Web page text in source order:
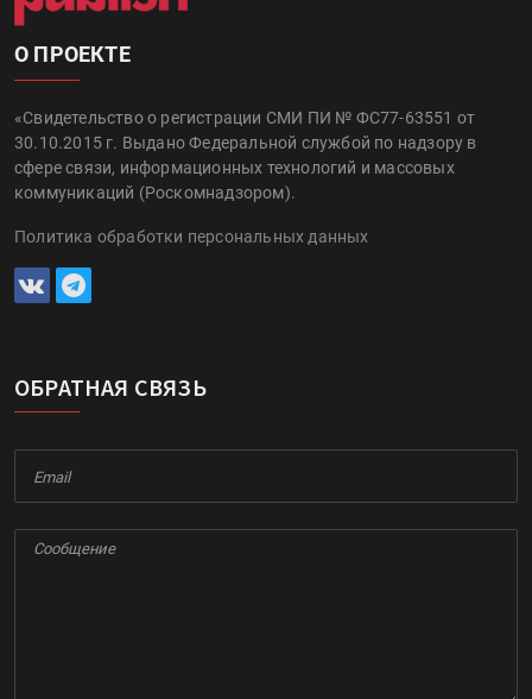
О ПРОЕКТЕ
«Свидетельство о регистрации СМИ ПИ № ФС77-63551 от
30.10.2015 г. Выдано Федеральной службой по надзору в
сфере связи, информационных технологий и массовых
коммуникаций (Роскомнадзором).
Политика обработки персональных данных
ОБРАТНАЯ СВЯЗЬ